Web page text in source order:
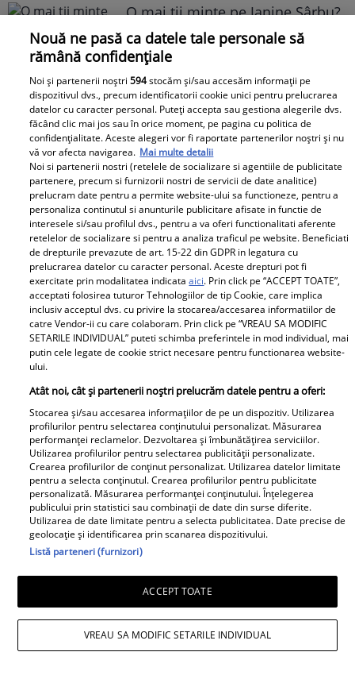
O mai ții minte pe Janine Sârbu?
Cum arată și cu ce se ocupă
acum fosta soție a lui Adrian
Sârbu și unul dintre cele mai
apreciate modele din anii 90. A
fost decorată recent de
Ministerul Culturii din Franța.
Foto
Noi dezvăluiri despre relația
actuală dintre Andreea Popescu
și Dan Alexa. Relația ei
extraconjugală cu antrenorul a
însă nimeni nu se aștepta la ce
se întâmplă în prezent
Este în culmea fericirii! Vedeta a
devenit mamă pentru a doua
oară și a dezvăluit prima
imagine cu fiul său: „Iubirile
vieții mele” Foto
Poftiți pe la noi: Poftiți la
întrecere. Mirela Vaida și
Adriana Trandafir, în centrul
Nouă ne pasă ca datele tale personale să
rămână confidențiale
Noi și partenerii noștri594stocăm și/sau accesăm informații pe
dispozitivul dvs., precum identificatorii cookie unici pentru prelucrarea
datelor cu caracter personal. Puteți accepta sau gestiona alegerile dvs.
făcând clic mai jos sau în orice moment, pe pagina cu politica de
confidențialitate. Aceste alegeri vor fi raportate partenerilor noștri și nu
vă vor afecta navigarea. Mai multe detalii
Noi si partenerii nostri (retelele de socializare si agentiile de publicitate
partenere, precum si furnizorii nostri de servicii de date analitice)
prelucram date pentru a permite website-ului sa functioneze, pentru a
personaliza continutul si anunturile publicitare afisate in functie de
interesele si/sau profilul dvs., pentru a va oferi functionalitati aferente
retelelor de socializare si pentru a analiza traficul pe website. Beneficiati
de drepturile prevazute de art. 15-22 din GDPR in legatura cu
prelucrarea datelor cu caracter personal. Aceste drepturi pot fi
exercitate prin modalitatea indicataaici. Prin click pe “ACCEPT TOATE”,
acceptati folosirea tuturor Tehnologiilor de tip Cookie, care implica
inclusiv acceptul dvs. cu privire la stocarea/accesarea informatiilor de
catre Vendor-ii cu care colaboram. Prin click pe “VREAU SA MODIFIC
SETARILE INDIVIDUAL” puteti schimba preferintele in mod individual, mai
putin cele legate de cookie strict necesare pentru functionarea website-
ului.
Atât noi, cât și partenerii noștri prelucrăm datele pentru a oferi:
Stocarea și/sau accesarea informațiilor de pe un dispozitiv. Utilizarea
profilurilor pentru selectarea conținutului personalizat. Măsurarea
performanței reclamelor. Dezvoltarea și îmbunătățirea serviciilor.
Utilizarea profilurilor pentru selectarea publicității personalizate.
Crearea profilurilor de conținut personalizat. Utilizarea datelor limitate
pentru a selecta conținutul. Crearea profilurilor pentru publicitate
personalizată. Măsurarea performanței conținutului. Înțelegerea
publicului prin statistici sau combinații de date din surse diferite.
Utilizarea de date limitate pentru a selecta publicitatea. Date precise de
geolocație și identificarea prin scanarea dispozitivului.
Listă parteneri (furnizori)
ACCEPT TOATE
VREAU SA MODIFIC SETARILE INDIVIDUAL